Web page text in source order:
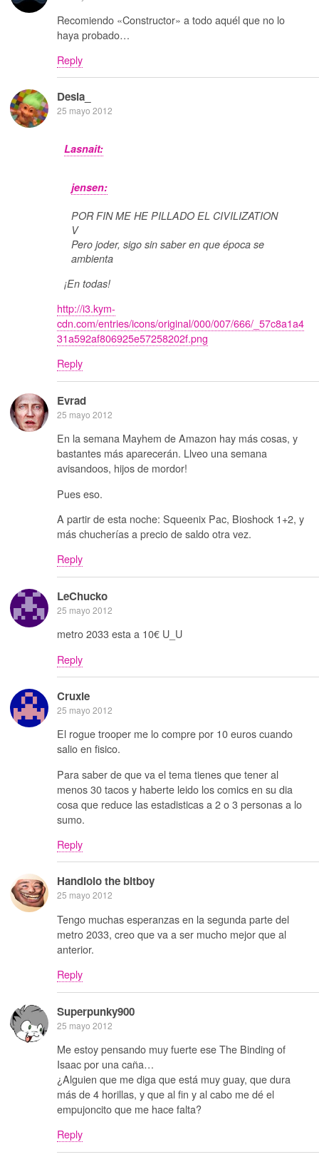
Recomiendo «Constructor» a todo aquél que no lo
haya probado…
Reply
Desia_
25 mayo 2012
Lasnait:
jensen:
POR FIN ME HE PILLADO EL CIVILIZATION
V
Pero joder, sigo sin saber en que época se
ambienta
¡En todas!
http://i3.kym-
cdn.com/entries/icons/original/000/007/666/_57c8a1a4
31a592af806925e57258202f.png
Reply
Evrad
25 mayo 2012
En la semana Mayhem de Amazon hay más cosas, y
bastantes más aparecerán. Llveo una semana
avisandoos, hijos de mordor!
Pues eso.
A partir de esta noche: Squeenix Pac, Bioshock 1+2, y
más chucherías a precio de saldo otra vez.
Reply
LeChucko
25 mayo 2012
metro 2033 esta a 10€ U_U
Reply
Cruxie
25 mayo 2012
El rogue trooper me lo compre por 10 euros cuando
salio en fisico.
Para saber de que va el tema tienes que tener al
menos 30 tacos y haberte leido los comics en su dia
cosa que reduce las estadisticas a 2 o 3 personas a lo
sumo.
Reply
Handlolo the bitboy
25 mayo 2012
Tengo muchas esperanzas en la segunda parte del
metro 2033, creo que va a ser mucho mejor que al
anterior.
Reply
Superpunky900
25 mayo 2012
Me estoy pensando muy fuerte ese The Binding of
Isaac por una caña…
¿Alguien que me diga que está muy guay, que dura
más de 4 horillas, y que al fin y al cabo me dé el
empujoncito que me hace falta?
Reply